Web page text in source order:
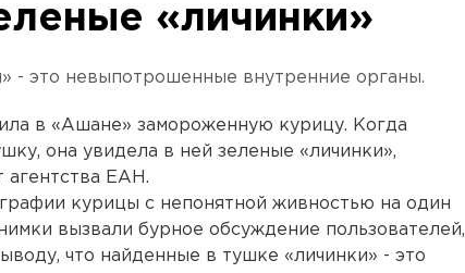
«личинки»
- это невыпотрошенные внутренние органы.
в «Ашане» замороженную курицу. Когда
она увидела в ней зеленые «личинки»,
агентства ЕАН.
курицы с непонятной живностью на один
вызвали бурное обсуждение пользователей,
что найденные в тушке «личинки» - это